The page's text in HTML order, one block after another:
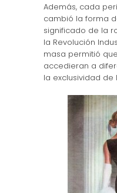
Además, cada
cambió la forma
significado de la
la Revolución
masa permitió
accedieran a
la exclusividad de